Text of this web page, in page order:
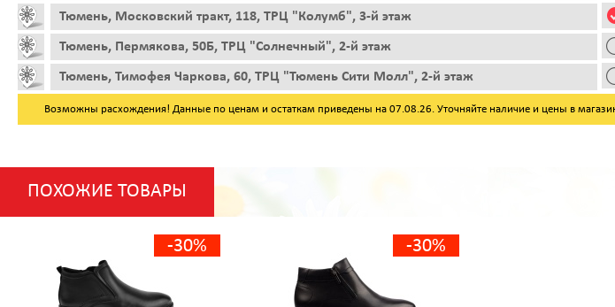
Тюмень, Московский тракт, 118, ТРЦ "Колумб", 3-й этаж
Тюмень, Пермякова, 50Б, ТРЦ "Солнечный", 2-й этаж
Тюмень, Тимофея Чаркова, 60, ТРЦ "Тюмень Сити Молл", 2-й этаж
Возможны расхождения! Данные по ценам и остаткам приведены на 07.08.26. Уточняйте наличие и цены в
ПОХОЖИЕ ТОВАРЫ
-30% -30%